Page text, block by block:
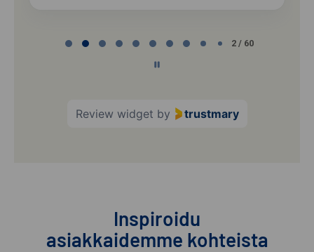
2 / 60
Review widget by trustmary
Inspiroidu
asiakkaidemme kohteista